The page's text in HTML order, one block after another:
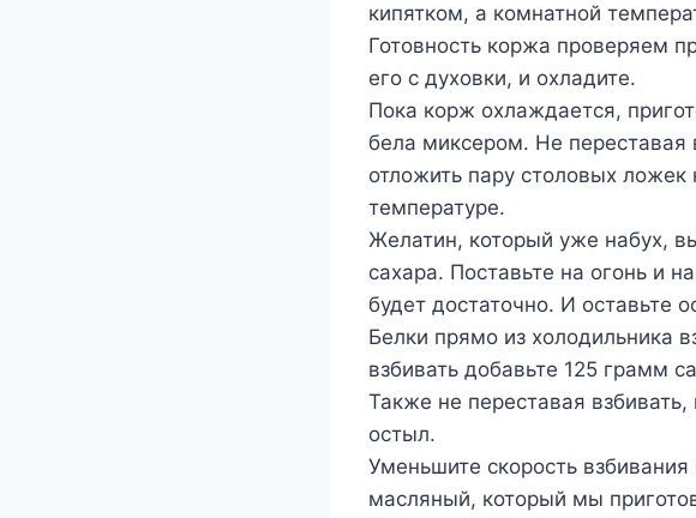
кипятком, а комнатной
Готовность коржа проверяем
его с духовки, и охладите.
Пока корж охлаждается,
бела миксером. Не
отложить пару столовых
температуре.
Желатин, который уже набух,
сахара. Поставьте на огонь и
будет достаточно. И оставьте
Белки прямо из холодильника
взбивать добавьте 125 грамм
Также не переставая
остыл.
Уменьшите скорость
масляный, который мы